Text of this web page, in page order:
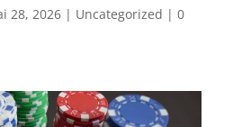
28, 2026| Uncategorized | 0